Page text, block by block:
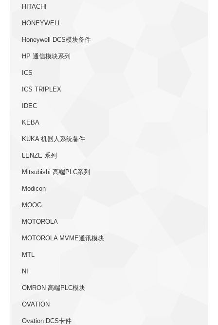
HITACHI
HONEYWELL
Honeywell DCS模块备件
HP 通信模块系列
ICS
ICS TRIPLEX
IDEC
KEBA
KUKA 机器人系统备件
LENZE 系列
Mitsubishi 高端PLC系列
Modicon
MOOG
MOTOROLA
MOTOROLA MVME通讯模块
MTL
NI
OMRON 高端PLC模块
OVATION
Ovation DCS卡件